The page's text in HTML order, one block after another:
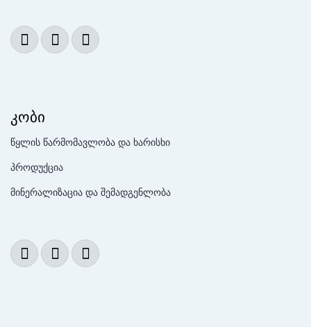
კობი
წყლის წარმომავლობა და ხარისხი
პროდუქცია
მინერალიზაცია და შემადგენლობა